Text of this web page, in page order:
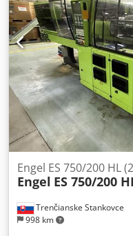
Trenčianske Stankovce
998 km
Engel ES 750/200 HL
Engel ES 750/200